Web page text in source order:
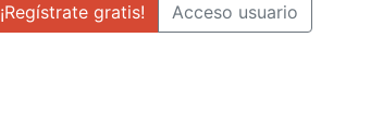
¡Regístrate gratis! Acceso usuario